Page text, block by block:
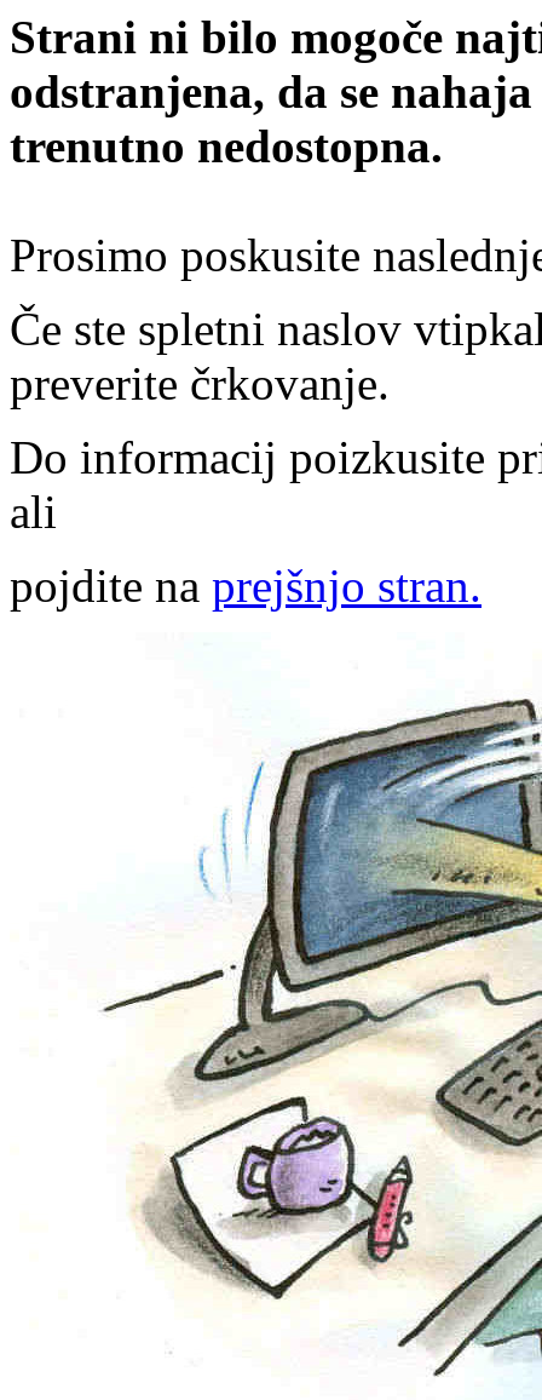
Strani ni bilo mogoče
odstranjena, da se
trenutno nedostopna.
Prosimo poskusite
Če ste spletni naslov
preverite črkovanje.
Do informacij poizkusite
ali
pojdite na prejšnjo stran.